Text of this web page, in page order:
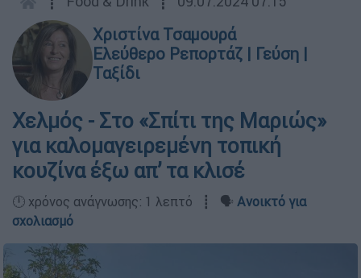
Χριστίνα Τσαμουρά
Ελεύθερο Ρεπορτάζ | Γεύση |
Ταξίδι
Χελμός - Στο «Σπίτι της Μαριώς»
για καλομαγειρεμένη τοπική
κουζίνα έξω απ’ τα κλισέ
🕛 χρόνος ανάγνωσης: 1 λεπτό ┋ 🗣️ Ανοικτό για
σχολιασμό